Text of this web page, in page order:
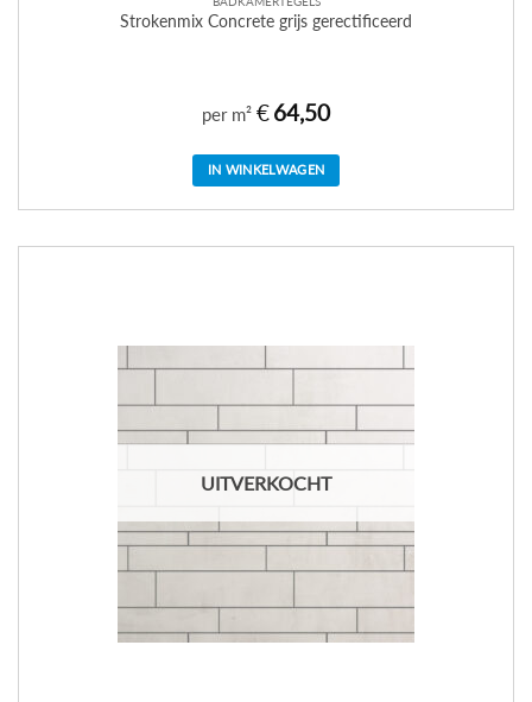
Strokenmix Concrete grijs gerectificeerd
per m² €64,50
IN WINKELWAGEN
UITVERKOCHT